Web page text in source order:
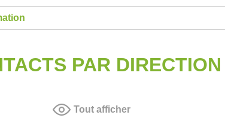
PAR DIRECTION
Tout afficher